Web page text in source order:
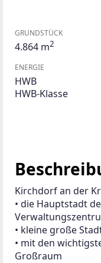
GRUNDSTÜCK
4.864 m2
ENERGIE
HWB
HWB-Klasse
Kirchdorf an der
• die Hauptstadt
• kleine große
• mit den
Großraum